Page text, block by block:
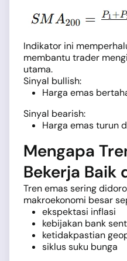
Indikator ini
membantu trader
utama.
Sinyal bullish:
Harga emas
Sinyal bearish:
Harga emas turun
Mengapa
Bekerja Baik
Tren emas sering
makroekonomi besar
ekspektasi inflasi
kebijakan bank
ketidakpastian
siklus suku bunga